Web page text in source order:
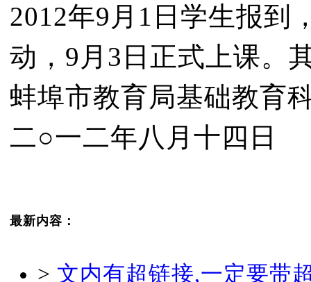
2012年9月1日学生报到
动，9月3日正式上课。
蚌埠市教育局基础教育
二○一二年八月十四日
最新内容：
> 文内有超链接,一定要带